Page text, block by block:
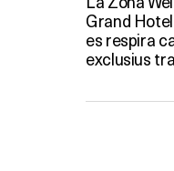
Grand
es respira
exclusius